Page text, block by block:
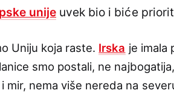
unijeuvek bio i biće
Uniju koja raste. Irska je imala
smo postali, ne
mir, nema više nereda na